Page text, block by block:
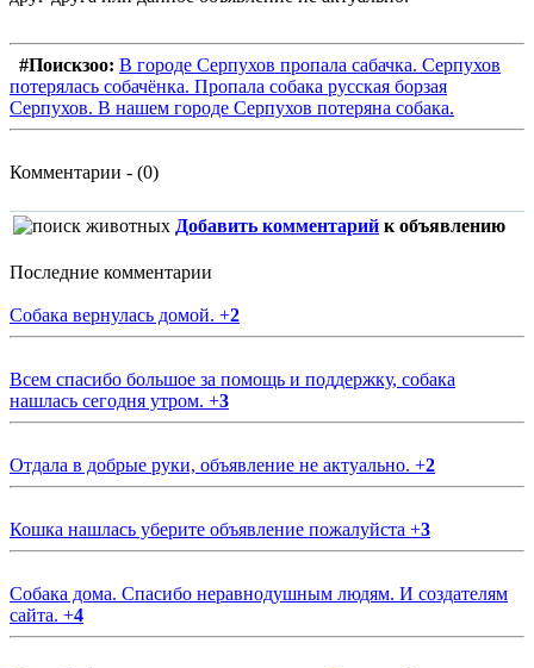
#Поискзоо: В городе Серпухов пропала сабачка. Серпухов
потерялась собачёнка. Пропала собака русская борзая
Серпухов. В нашем городе Серпухов потеряна собака.
Комментарии - (0)
Добавить комментарий к объявлению
Последние комментарии
Собака вернулась домой. +2
Всем спасибо большое за помощь и поддержку, собака
нашлась сегодня утром. +3
Отдала в добрые руки, объявление не актуально. +2
Кошка нашлась уберите объявление пожалуйста +3
Собака дома. Спасибо неравнодушным людям. И создателям
сайта. +4